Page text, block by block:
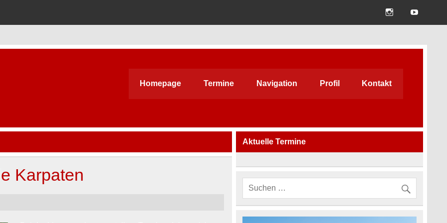
Homepage Termine Navigation Profil Kontakt
Karpaten
Aktuelle Termine